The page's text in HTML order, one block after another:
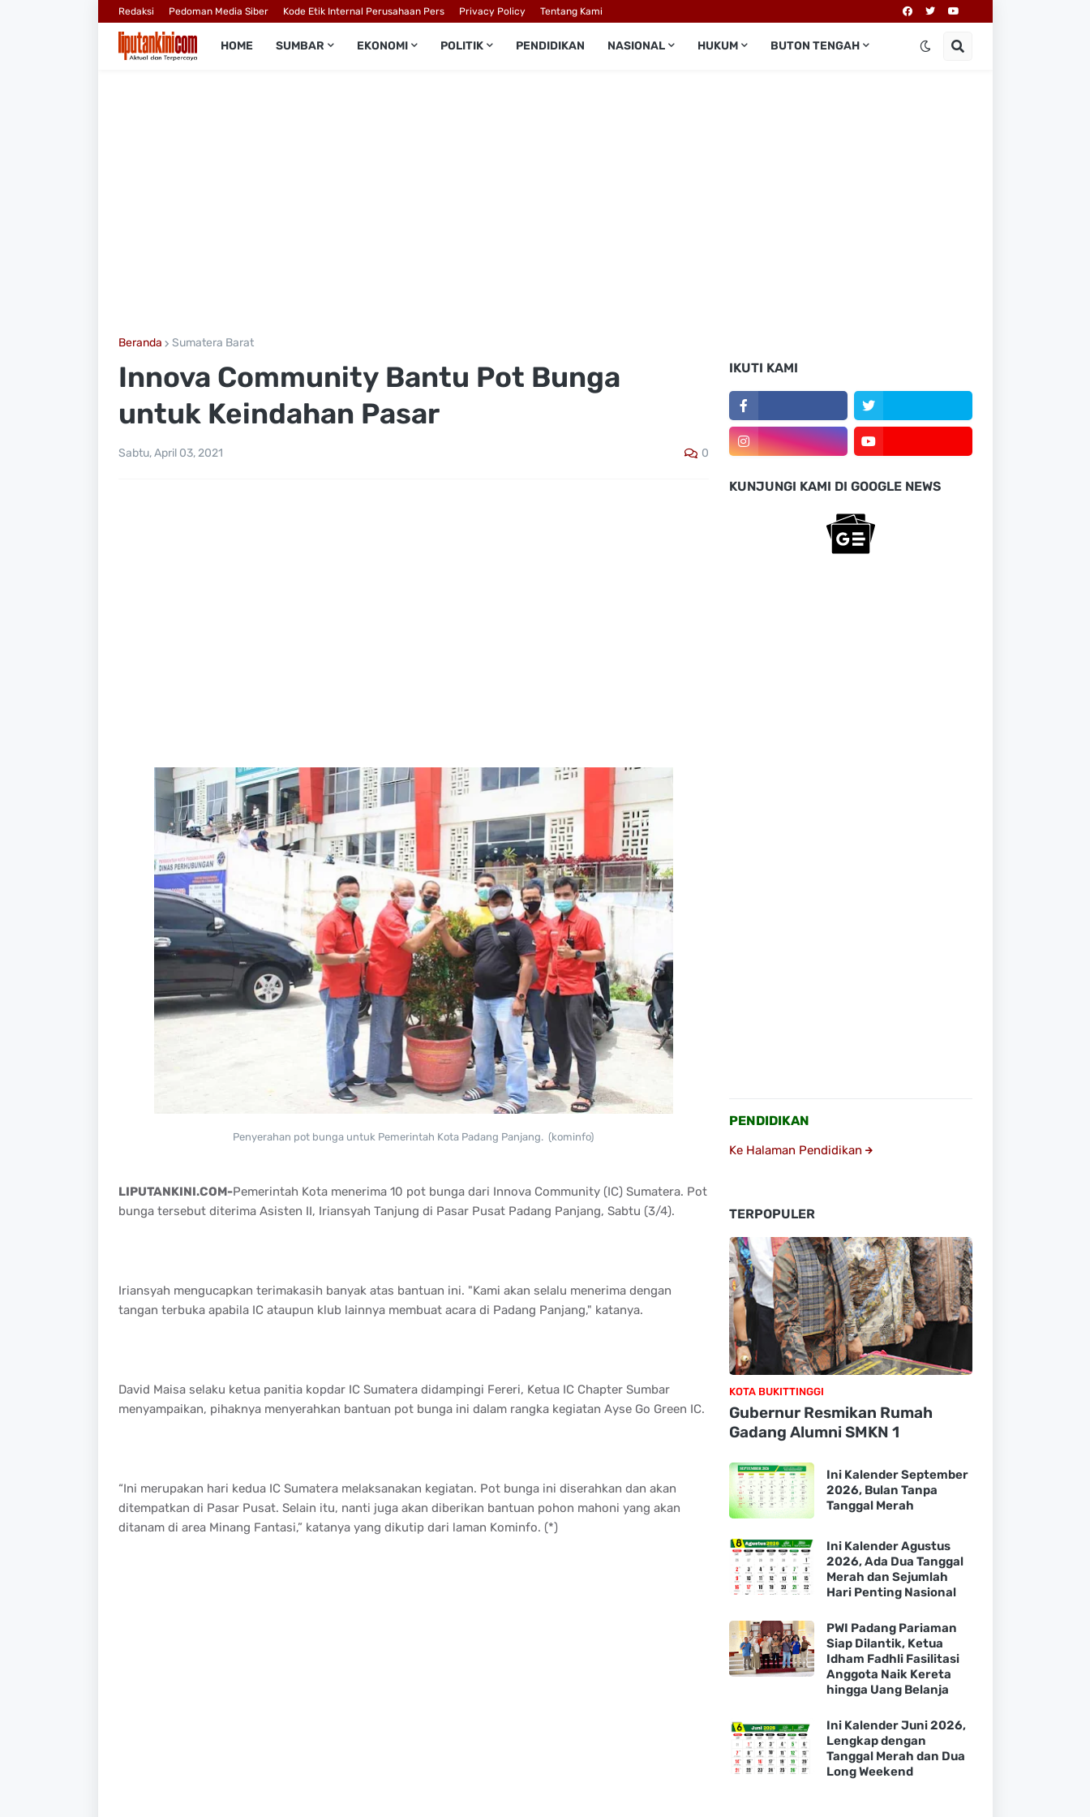
Redaksi Pedoman Media Siber Kode Etik Internal Perusahaan Pers Privacy Policy Tentang Kami
HOME SUMBAR EKONOMI POLITIK PENDIDIKAN NASIONAL HUKUM BUTON TENGAH
Beranda Sumatera Barat
Innova Community Bantu Pot Bunga
untuk Keindahan Pasar
Sabtu, April 03, 2021 0
Penyerahan pot bunga untuk Pemerintah Kota Padang Panjang. (kominfo)
LIPUTANKINI.COM-Pemerintah Kota menerima 10 pot bunga dari Innova Community (IC) Sumatera. Pot
bunga tersebut diterima Asisten II, Iriansyah Tanjung di Pasar Pusat Padang Panjang, Sabtu (3/4).
Iriansyah mengucapkan terimakasih banyak atas bantuan ini. "Kami akan selalu menerima dengan
tangan terbuka apabila IC ataupun klub lainnya membuat acara di Padang Panjang," katanya.
David Maisa selaku ketua panitia kopdar IC Sumatera didampingi Fereri, Ketua IC Chapter Sumbar
menyampaikan, pihaknya menyerahkan bantuan pot bunga ini dalam rangka kegiatan Ayse Go Green IC.
“Ini merupakan hari kedua IC Sumatera melaksanakan kegiatan. Pot bunga ini diserahkan dan akan
ditempatkan di Pasar Pusat. Selain itu, nanti juga akan diberikan bantuan pohon mahoni yang akan
ditanam di area Minang Fantasi,” katanya yang dikutip dari laman Kominfo. (*)
IKUTI KAMI
KUNJUNGI KAMI DI GOOGLE NEWS
PENDIDIKAN
Ke Halaman Pendidikan
TERPOPULER
KOTA BUKITTINGGI
Gubernur Resmikan Rumah
Gadang Alumni SMKN 1
Ini Kalender September
2026, Bulan Tanpa
Tanggal Merah
Ini Kalender Agustus
2026, Ada Dua Tanggal
Merah dan Sejumlah
Hari Penting Nasional
PWI Padang Pariaman
Siap Dilantik, Ketua
Idham Fadhli Fasilitasi
Anggota Naik Kereta
hingga Uang Belanja
Ini Kalender Juni 2026,
Lengkap dengan
Tanggal Merah dan Dua
Long Weekend